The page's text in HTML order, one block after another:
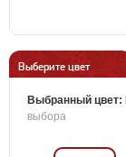
Выберите цвет
Выбранный цвет:
выбора